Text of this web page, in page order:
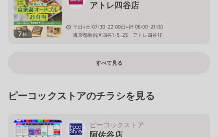
7枚
アトレ四谷店
平日•土:07:30-22:00日•祝:08:00-21:00
東京都新宿区四谷1-5-25 アトレ四谷1F
すべて見る
ピーコックストアのチラシを見る
ピーコックストア